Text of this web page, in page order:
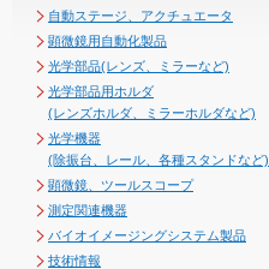
自動ステージ、アクチュエータ
顕微鏡用自動化製品
光学部品(レンズ、ミラーなど)
光学部品用ホルダ
(レンズホルダ、ミラーホルダなど)
光学機器
(除振台、レール、各種スタンドなど)
顕微鏡、ツールスコープ
測定関連機器
バイオイメージングシステム製品
技術情報